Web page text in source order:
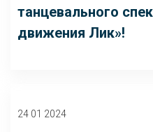
танцевального
движения Лик»!
24 01 2024